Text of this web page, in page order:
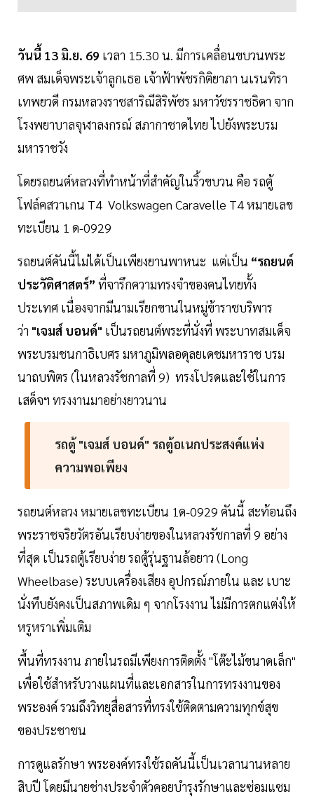
วันนี้ 13 มิ.ย. 69 เวลา 15.30 น. มีการเคลื่อนขบวนพระ
ศพ สมเด็จพระเจ้าลูกเธอ เจ้าฟ้าพัชรกิติยาภา นเรนทิรา
เทพยวดี กรมหลวงราชสาริณีสิริพัชร มหาวัชรราชธิดา จาก
โรงพยาบาลจุฬาลงกรณ์ สภากาชาดไทย ไปยังพระบรม
มหาราชวัง
โดยรถยนต์หลวงที่ทำหน้าที่สำคัญในริ้วขบวน คือ รถตู้
โฟล์คสวาเกน T4 Volkswagen Caravelle T4 หมายเลข
ทะเบียน 1 ด-0929
รถยนต์คันนี้ไม่ได้เป็นเพียงยานพาหนะ แต่เป็น “รถยนต์
ประวัติศาสตร์” ที่จารึกความทรงจำของคนไทยทั้ง
ประเทศ เนื่องจากมีนามเรียกขานในหมู่ข้าราชบริพาร
ว่า "เจมส์ บอนด์" เป็นรถยนต์พระที่นั่งที่ พระบาทสมเด็จ
พระบรมชนกาธิเบศร มหาภูมิพลอดุลยเดชมหาราช บรม
นาถบพิตร (ในหลวงรัชกาลที่ 9) ทรงโปรดและใช้ในการ
เสด็จฯ ทรงงานมาอย่างยาวนาน
รถตู้ "เจมส์ บอนด์" รถตู้อเนกประสงค์แห่ง
ความพอเพียง
​รถยนต์หลวง หมายเลขทะเบียน 1ด-0929 คันนี้ สะท้อนถึง
พระราชจริยวัตรอันเรียบง่ายของในหลวงรัชกาลที่ 9 อย่าง
ที่สุด เป็นรถตู้เรียบง่าย รถตู้รุ่นฐานล้อยาว (Long
Wheelbase) ระบบเครื่องเสียง อุปกรณ์ภายใน และ เบาะ
นั่งทึบยังคงเป็นสภาพเดิม ๆ จากโรงงาน ไม่มีการตกแต่งให้
หรูหราเพิ่มเติม
พื้นที่ทรงงาน ภายในรถมีเพียงการติดตั้ง "โต๊ะไม้ขนาดเล็ก"
เพื่อใช้สำหรับวางแผนที่และเอกสารในการทรงงานของ
พระองค์ รวมถึงวิทยุสื่อสารที่ทรงใช้ติดตามความทุกข์สุข
ของประชาชน
การดูแลรักษา พระองค์ทรงใช้รถคันนี้เป็นเวลานานหลาย
สิบปี โดยมีนายช่างประจำตัวคอยบำรุงรักษาและซ่อมแซม